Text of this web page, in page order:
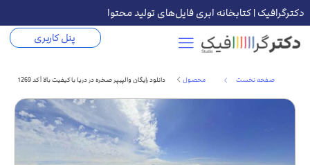
دکترگرافیک | کتابخانه ابری فایل‌های تولید محتوا
پنل کاربری
صفحه نخست محصول دانلود رایگان والپیپر صخره در دریا با کیفیت بالا | کد 1269